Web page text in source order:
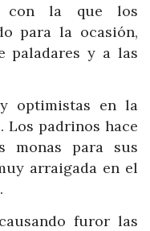
con la que los
para la ocasión,
paladares y a las
optimistas en la
Los padrinos hace
monas para sus
arraigada en el
furor las